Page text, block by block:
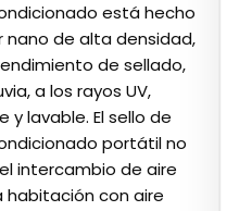
está hecho
de alta densidad,
de sellado,
a los rayos UV,
y lavable. El sello de
portátil no
intercambio de aire
con aire